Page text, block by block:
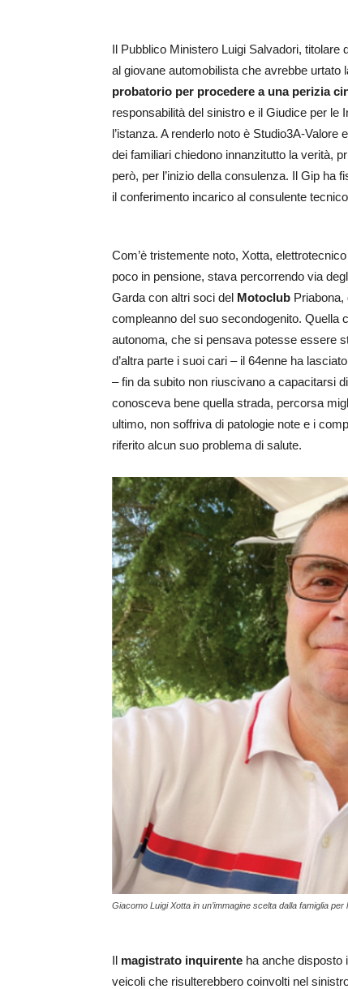
Il Pubblico Ministero Luigi Salvadori, titolare
al giovane automobilista che avrebbe urtato
probatorio per procedere a una perizia
responsabilità del sinistro e il Giudice per le
l’istanza. A renderlo noto è Studio3A-
dei familiari chiedono innanzitutto la verità,
però, per l’inizio della consulenza. Il Gip ha
il conferimento incarico al consulente tecnico
Com’è tristemente noto, Xotta,
poco in pensione, stava percorrendo via
Garda con altri soci del Motoclub Priabona,
compleanno del suo secondogenito. Quella
autonoma, che si pensava potesse essere
d’altra parte i suoi cari – il 64enne ha
– fin da subito non riuscivano a capacitarsi
conosceva bene quella strada, percorsa
ultimo, non soffriva di patologie note e i
riferito alcun suo problema di salute.
Giacomo Luigi Xotta in un’immagine scelta dalla famiglia per
Il magistrato inquirente ha anche disposto
veicoli che risulterebbero coinvolti nel